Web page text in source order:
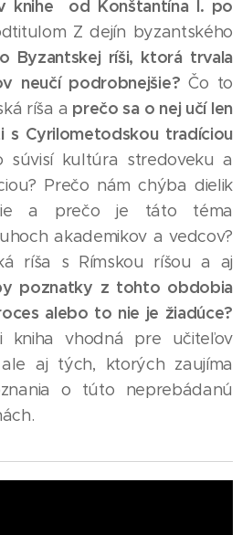
knihe od Konštantína I. po
Z dejín byzantského
Byzantskej ríši, ktorá trvala
neučí podrobnejšie? Čo to
ríša a prečo sa o nej učí len
s Cyrilometodskou tradíciou
súvisí kultúra stredoveku a
Prečo nám chýba dielik
a prečo je táto téma
akademikov a vedcov?
ríša s Rímskou ríšou a aj
poznatky z tohto obdobia
alebo to nie je žiadúce?
vhodná pre učiteľov
aj tých, ktorých zaujíma
o túto neprebádanú